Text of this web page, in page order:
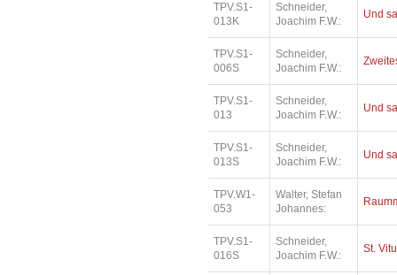
TPV.S1-
013K
Schneider,
Joachim F.W.:
Und
TPV.S1-
006S
Schneider,
Joachim F.W.:
TPV.S1-
013
Schneider,
Joachim F.W.:
Und
TPV.S1-
013S
Schneider,
Joachim F.W.:
Und
TPV.W1-
053
Walter, Stefan
Johannes:
TPV.S1-
016S
Schneider,
Joachim F.W.:
St.